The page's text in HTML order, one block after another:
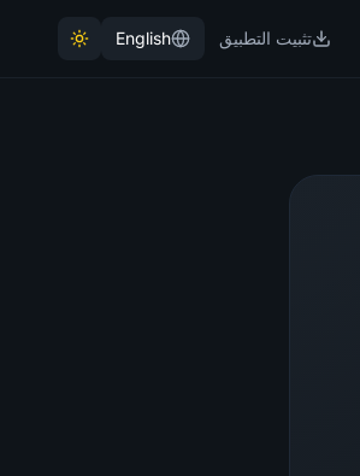
تثبيت التطبيق English